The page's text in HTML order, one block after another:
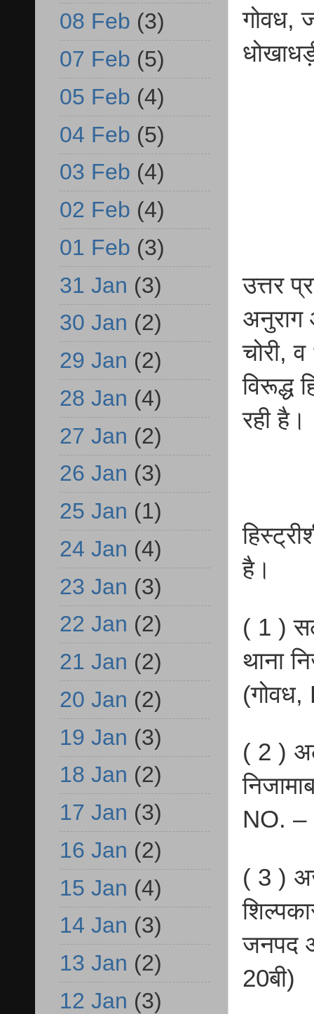
गोवध,
उत्तर
अनुराग
चोरी,
विरूद्ध
रही है।
है।
( 1 )
थाना
( 2 )
NO. –
( 3 )
जनपद
20बी)
08 Feb (3)
07 Feb (5)
05 Feb (4)
04 Feb (5)
03 Feb (4)
02 Feb (4)
01 Feb (3)
31 Jan (3)
30 Jan (2)
29 Jan (2)
28 Jan (4)
27 Jan (2)
26 Jan (3)
25 Jan (1)
24 Jan (4)
23 Jan (3)
22 Jan (2)
21 Jan (2)
20 Jan (2)
19 Jan (3)
18 Jan (2)
17 Jan (3)
16 Jan (2)
15 Jan (4)
14 Jan (3)
13 Jan (2)
12 Jan (3)